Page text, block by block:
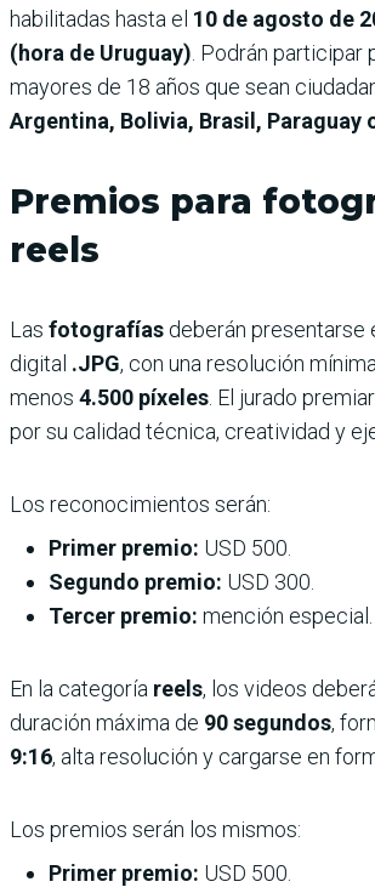
habilitadas hasta el 10 de agosto de
(hora de Uruguay). Podrán participar
mayores de 18 años que sean
Argentina, Bolivia, Brasil, Paraguay
Premios para
reels
Las fotografías deberán presentarse
digital .JPG, con una resolución
menos 4.500 píxeles. El jurado
por su calidad técnica, creatividad y
Los reconocimientos serán:
Primer premio: USD 500.
Segundo premio: USD 300.
Tercer premio: mención especial.
En la categoría reels, los videos
duración máxima de 90 segundos,
9:16, alta resolución y cargarse en
Los premios serán los mismos:
Primer premio: USD 500.